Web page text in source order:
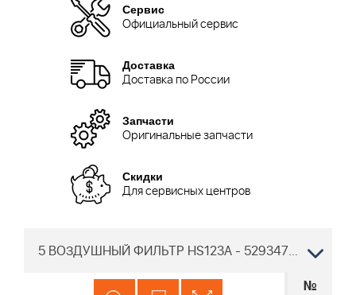
Сервис
Официальный сервис
Доставка
Доставка по России
Запчасти
Оригинальные запчасти
Скидки
Для сервисных центров
5 ВОЗДУШНЫЙ ФИЛЬТР HS123A - 529347201 Двигатель LC 140SP - 970488201
№